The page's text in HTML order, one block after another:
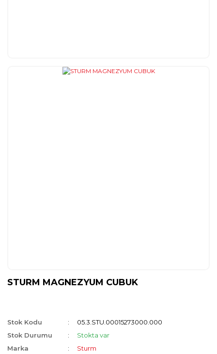
STURM MAGNEZYUM CUBUK
Stok Kodu
05.3.STU.00015273000.000
Stok Durumu
Stokta var
Marka
Sturm